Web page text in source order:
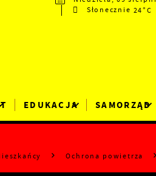
Słonecznie 24°C
EDUKACJA SAMORZĄD
Ochrona powietrza